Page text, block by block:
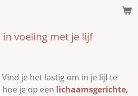
in voeling met je lijf
je het lastig om in je lijf te
hoe je op een lichaamsgerichte,